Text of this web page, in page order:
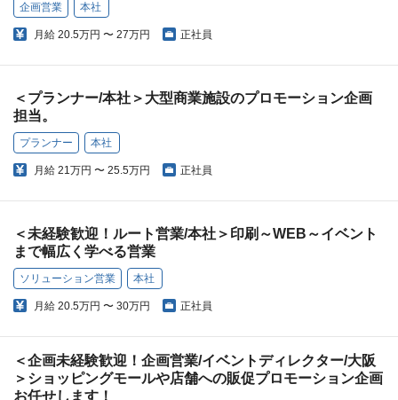
企画営業 本社
月給 20.5万円 〜 27万円 正社員
＜プランナー/本社＞大型商業施設のプロモーション企画
担当。
プランナー 本社
月給 21万円 〜 25.5万円 正社員
＜未経験歓迎！ルート営業/本社＞印刷～WEB～イベント
まで幅広く学べる営業
ソリューション営業 本社
月給 20.5万円 〜 30万円 正社員
＜企画未経験歓迎！企画営業/イベントディレクター/大阪
＞ショッピングモールや店舗への販促プロモーション企画
お任せします！